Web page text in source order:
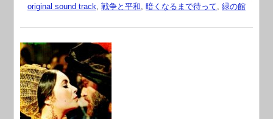
original sound track, 戦争と平和, 暗くなるまで待って, 緑の館